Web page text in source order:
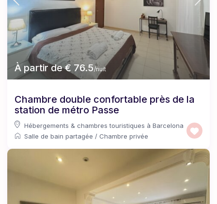
À partir de € 76.5/nuit
Chambre double confortable près de la
station de métro Passe
Hébergements & chambres touristiques à Barcelona
Salle de bain partagée /Chambre privée